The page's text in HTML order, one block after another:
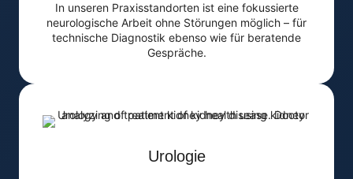
In unseren Praxisstandorten ist eine fokussierte
neurologische Arbeit ohne Störungen möglich – für
technische Diagnostik ebenso wie für beratende
Gespräche.
Urologie